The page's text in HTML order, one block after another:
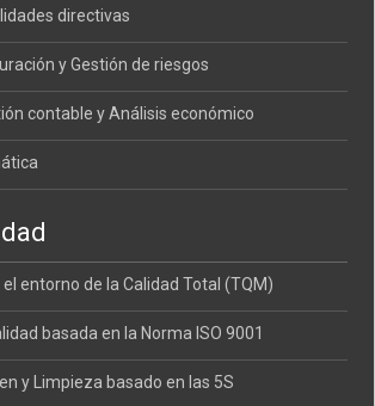
directivas
y Gestión de riesgos
contable y Análisis económico
entorno de la Calidad Total (TQM)
basada en la Norma ISO 9001
y Limpieza basado en las 5S